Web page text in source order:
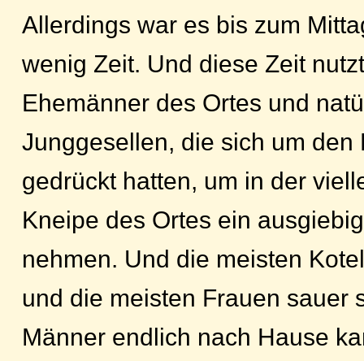
Allerdings war es bis zum
wenig Zeit. Und diese Zeit
Ehemänner des Ortes und
Junggesellen, die sich um den
gedrückt hatten, um in der
Kneipe des Ortes ein
nehmen. Und die meisten
und die meisten Frauen sauer
Männer endlich nach Hause